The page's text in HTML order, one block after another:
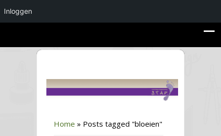
Home » Posts tagged "bloeien"
Inloggen